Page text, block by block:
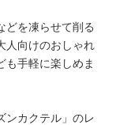
どを凍らせて削る
人向けのおしゃれ
も手軽に楽しめま
ンカクテル」のレ